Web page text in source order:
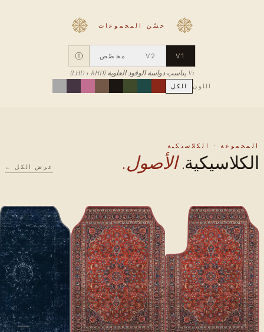
حسّن المجموعات
V1
V2 مخصّص
V1 يناسب دواسة الوقود العلوية (LHD + RHD)
اللون الكل
المجموعة · الكلاسيكية
الكلاسيكية. الأصول. عرض الكل ←